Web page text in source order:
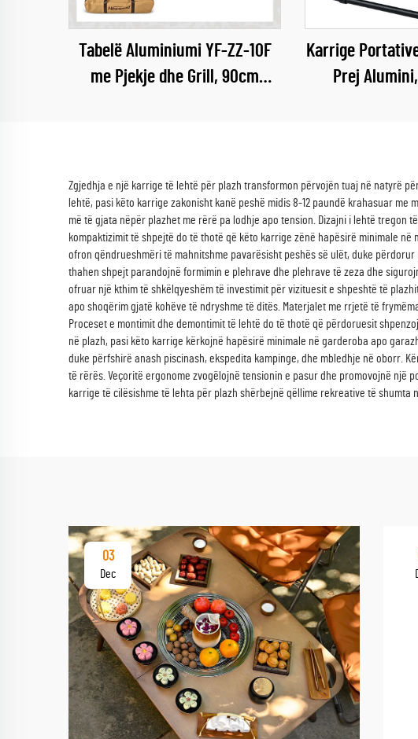
Tabelë Aluminiumi YF-ZZ-10F
me Pjekje dhe Grill, 90cm
Karrige
Prej
Zgjedhja e një karrige të lehtë për plazh transformon përvojën tuaj në natyrë
lehtë, pasi këto karrige zakonisht kanë peshë midis 8-12 paundë krahasuar
më të gjata nëpër plazhet me rërë pa lodhje apo tension. Dizajni i lehtë tregon
kompaktizimit të shpejtë do të thotë që këto karrige zënë hapësirë minimale
ofron qëndrueshmëri të mahnitshme pavarësisht peshës së ulët, duke
thahen shpejt parandojnë formimin e plehrave dhe plehrave të zeza dhe
ofruar një kthim të shkëlqyeshëm të investimit për vizituesit e shpeshtë të
apo shoqërim gjatë kohëve të ndryshme të ditës. Materjalet me rrjetë të
Proceset e montimit dhe demontimit të lehtë do të thotë që përdoruesit
në plazh, pasi këto karrige kërkojnë hapësirë minimale në garderoba apo
duke përfshirë anash piscinash, ekspedita kampinge, dhe mbledhje në oborr.
të rërës. Veçoritë ergonome zvogëlojnë tensionin e pasur dhe promovojnë një
karrige të cilësishme të lehta për plazh shërbejnë qëllime rekreative të shumta
03
Dec